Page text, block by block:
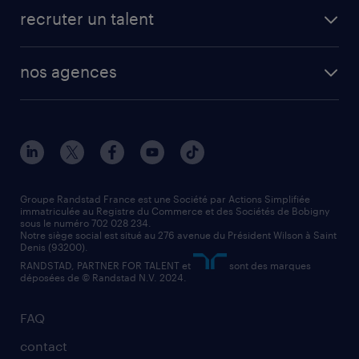
créer un compte candidat
manutentionnaire
assistant administratif
comptable
recruter un talent
solutions opérationnelles
contact entreprise
faq intérim / recrutement
nos agences
nos agences par ville
nos agences par région
nos cabinets de recrutement
FAQ
contact
Groupe Randstad France est une Société par Actions Simplifiée
immatriculée au Registre du Commerce et des Sociétés de Bobigny
sous le numéro 702 028 234.
Notre siège social est situé au 276 avenue du Président Wilson à Saint
Denis (93200).
RANDSTAD, PARTNER FOR TALENT et
sont des marques
déposées de © Randstad N.V. 2024.